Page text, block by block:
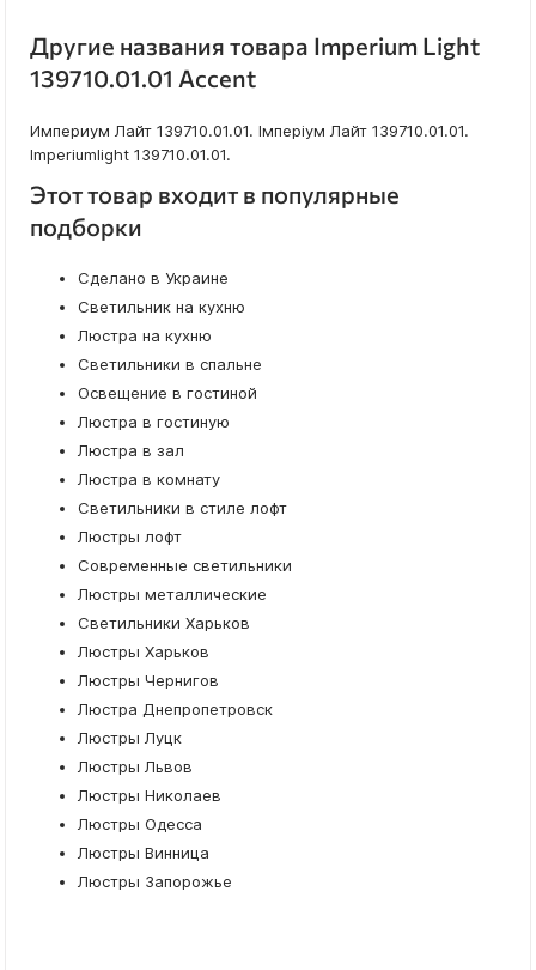
Другие названия товара Imperium Light
139710.01.01 Accent
Империум Лайт 139710.01.01. Імперіум Лайт 139710.01.01.
Imperiumlight 139710.01.01.
Этот товар входит в популярные
подборки
Сделано в Украине
Светильник на кухню
Люстра на кухню
Светильники в спальне
Освещение в гостиной
Люстра в гостиную
Люстра в зал
Люстра в комнату
Светильники в стиле лофт
Люстры лофт
Современные светильники
Люстры металлические
Светильники Харьков
Люстры Харьков
Люстры Чернигов
Люстра Днепропетровск
Люстры Луцк
Люстры Львов
Люстры Николаев
Люстры Одесса
Люстры Винница
Люстры Запорожье